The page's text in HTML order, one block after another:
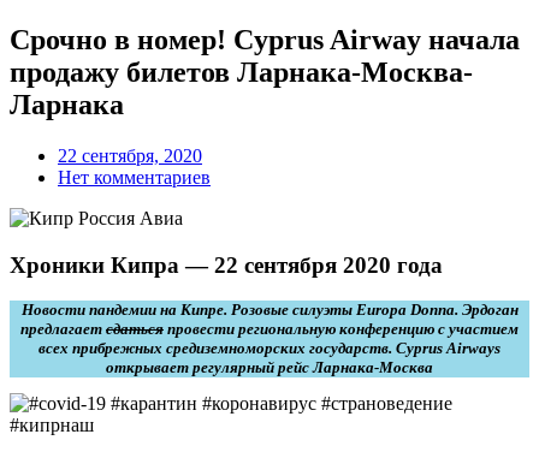
Срочно в номер! Cyprus Airway начала
продажу билетов Ларнака-Москва-
Ларнака
22 сентября, 2020
Нет комментариев
Хроники Кипра — 22 сентября 2020 года
Новости пандемии на Кипре. Розовые силуэты Europa Donna. Эрдоган
предлагает сдаться провести региональную конференцию с участием
всех прибрежных средиземноморских государств. Cyprus Airways
открывает регулярный рейс Ларнака-Москва